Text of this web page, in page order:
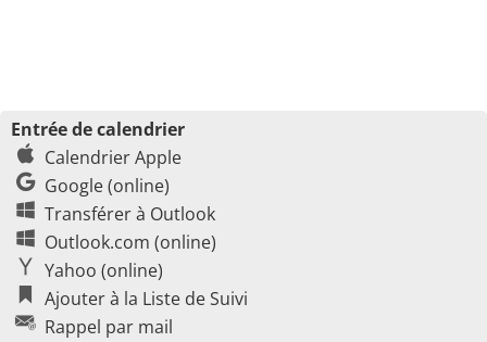
Entrée de calendrier
Calendrier Apple
Google (online)
Transférer à Outlook
Outlook.com (online)
Yahoo (online)
Ajouter à la Liste de Suivi
Rappel par mail